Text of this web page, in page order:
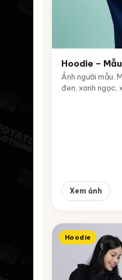
Hoodie –
Ảnh người mẫu.
đen, xanh ngọc,
Xem ảnh
Hoodie